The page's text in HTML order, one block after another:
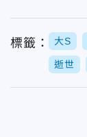
標籤： 大S
逝世